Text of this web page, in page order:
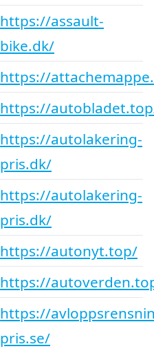
https://assault-
bike.dk/
https://
https://
https://autolakering-
pris.dk/
https://autolakering-
pris.dk/
https://autonyt.top/
https://
https://
pris.se/